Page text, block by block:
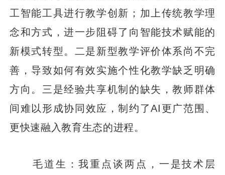
工智能工具进行教学创新；加上传统教学理
念和方式，进一步阻碍了向智能技术赋能的
新模式转型。二是新型教学评价体系尚不完
善，导致如何有效实施个性化教学缺乏明确
方向。三是经验共享机制的缺失，教师群体
间难以形成协同效应，制约了AI更广范围、
更快速融入教育生态的进程。
毛道生：我重点谈两点，一是技术层